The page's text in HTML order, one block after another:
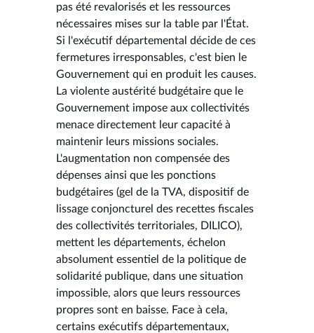
pas été revalorisés et les ressources
nécessaires mises sur la table par l'État.
Si l'exécutif départemental décide de ces
fermetures irresponsables, c'est bien le
Gouvernement qui en produit les causes.
La violente austérité budgétaire que le
Gouvernement impose aux collectivités
menace directement leur capacité à
maintenir leurs missions sociales.
L'augmentation non compensée des
dépenses ainsi que les ponctions
budgétaires (gel de la TVA, dispositif de
lissage conjoncturel des recettes fiscales
des collectivités territoriales, DILICO),
mettent les départements, échelon
absolument essentiel de la politique de
solidarité publique, dans une situation
impossible, alors que leurs ressources
propres sont en baisse. Face à cela,
certains exécutifs départementaux,